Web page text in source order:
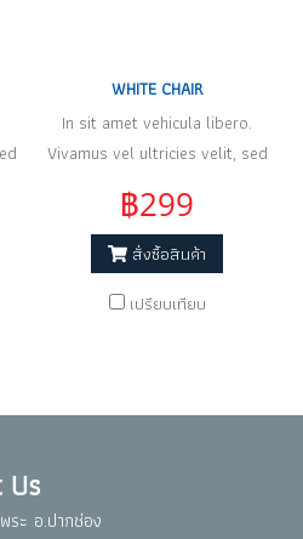
WHITE CHAIR
In sit amet vehicula libero.
Vivamus vel ultricies velit, sed
฿299
สั่งซื้อสินค้า
เปรียบเทียบ
ระ อ.ปากช่อง